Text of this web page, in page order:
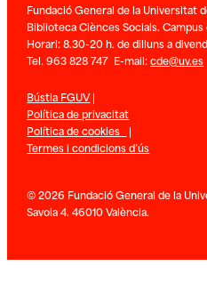
Fundació General de la Universitat
Biblioteca Ciènces Socials. Campus
Horari: 8.30-20 h. de dilluns a
Tel. 963 828 747 E-mail:cde@uv.es
Bústia FGUV|
Política de privacitat
Política de cookies |
Termes i condicions d’ús
© 2026 Fundació General de la
Savoia 4. 46010 València.